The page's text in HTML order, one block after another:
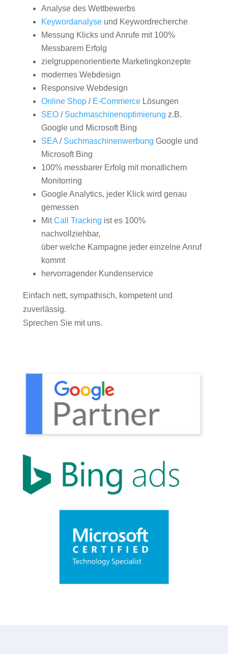
Analyse des Wettbewerbs
Keywordanalyseund Keywordrecherche
Messung Klicks und Anrufe mit 100%
Messbarem Erfolg
zielgruppenorientierte Marketingkonzepte
modernes Webdesign
Responsive Webdesign
Online Shop/ E-CommerceLösungen
SEO/ Suchmaschinenoptimierung z.B.
Google und Microsoft Bing
SEA/ Suchmaschinenwerbung Google und
Microsoft Bing
100% messbarer Erfolg mit monatlichem
Monitorring
Google Analytics, jeder Klick wird genau
gemessen
MitCall Tracking ist es 100%
nachvollziehbar,
über welche Kampagne jeder einzelne Anruf
kommt
hervorragender Kundenservice
Einfach nett, sympathisch, kompetent und
zuverlässig.
Sprechen Sie mit uns.